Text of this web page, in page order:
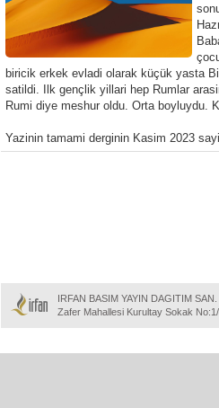
biricik erkek evladi olarak küçük yasta
satildi. Ilk gençlik yillari hep Rumlar
Rumi diye meshur oldu. Orta boyluydu.
Yazinin tamami derginin Kasim 2023
IRFAN BASIM YAYIN DAGITIM
Zafer Mahallesi Kurultay Sokak